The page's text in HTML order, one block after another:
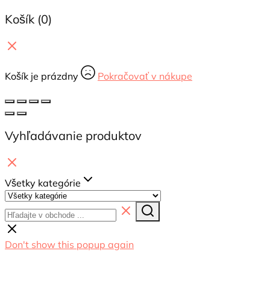
Košík (0)
Košík je prázdny Pokračovať v nákupe
Vyhľadávanie produktov
Všetky kategórie
Don't show this popup again